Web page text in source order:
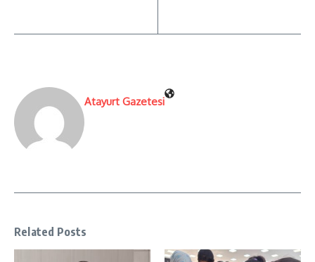
Atayurt Gazetesi
Related Posts